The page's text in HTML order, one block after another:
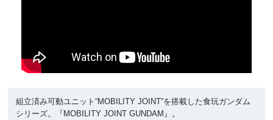
組立済み可動ユニット“MOBILITY JOINT”を搭載した食玩ガンダム
シリーズ。『MOBILITY JOINT GUNDAM』。